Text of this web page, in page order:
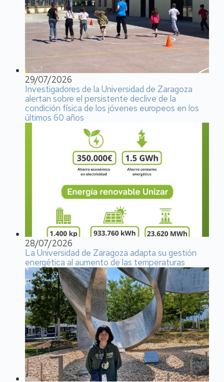
29/07/2026
Investigadores de la Universidad de Zaragoza
alertan sobre el persistente declive de la
condición física de los jóvenes europeos en los
últimos 60 años
28/07/2026
La Universidad de Zaragoza adapta su gestión
energética al aumento de las temperaturas